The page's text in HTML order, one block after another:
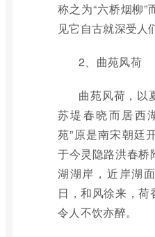
称之为“六桥烟柳”
见它自古就深受人
2、曲苑风荷
曲苑风荷，以
苏堤春晓而居西
苑”原是南宋朝廷
于今灵隐路洪春桥
湖湖岸，近岸湖
日，和风徐来，荷
令人不饮亦醉。